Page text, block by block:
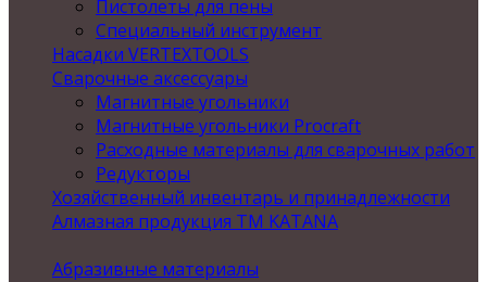
Пистолеты для пены
Специальный инструмент
Насадки VERTEXTOOLS
Сварочные аксессуары
Магнитные угольники
Магнитные угольники Procraft
Расходные материалы для сварочных работ
Редукторы
Хозяйственный инвентарь и принадлежности
Алмазная продукция ТМ KATANA
Абразивные материалы